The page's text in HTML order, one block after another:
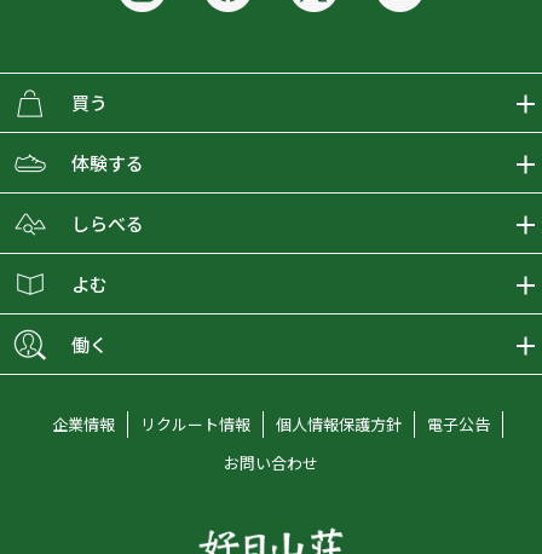
買う
ECMALLの商品をさがす
取り扱いブランド一覧
ショップブログ
会員募集
体験する
おとな女子登山部
グラビティリサーチ
しらべる
登山レポート
オンラインコンシェルジュ
よむ
働く
企業情報 リクルート情報 個人情報保護方針
電子公告
お問い合わせ